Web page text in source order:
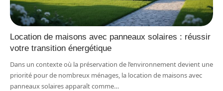
Location de maisons avec panneaux solaires : réussir
votre transition énergétique
Dans un contexte où la préservation de l’environnement devient une
priorité pour de nombreux ménages, la location de maisons avec
panneaux solaires apparaît comme…